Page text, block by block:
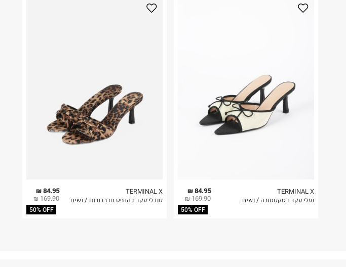
84.95 ₪
169.90 ₪
50% OFF
TERMINAL X
סנדלי עקב בהדפס חברבורות / נשים
84.95 ₪
169.90 ₪
50% OFF
TERMINAL X
נעלי עקב בטקסטורה / נשים